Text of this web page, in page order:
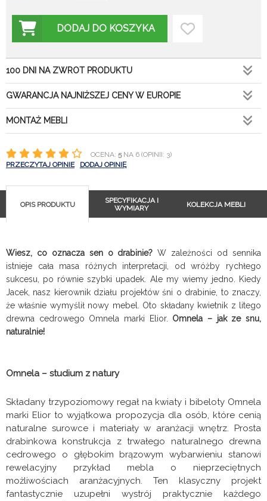
DODAJ DO KOSZYKA
100 DNI NA ZWROT PRODUKTU
GWARANCJA NAJNIŻSZEJ CENY W EUROPIE
MONTAŻ MEBLI
OCENA: 5NA 6 (OPINII: 3)
PRZECZYTAJ OPINIE
DODAJ OPINIĘ
OPIS PRODUKTU
SPECYFIKACJA I
WYMIARY
KOLEKCJA MEBLI
Wiesz, co oznacza sen o drabinie?W zależności od sennika
istnieje cała masa różnych interpretacji, od wróżby rychłego
sukcesu, po równie szybki upadek. Ale my wiemy jedno. Kiedy
Jacek, nasz kierownik działu projektów śni o drabinie, to znaczy,
że właśnie wymyślił nowy mebel. Oto składany kwietnik z litego
drewna cedrowego Omnela marki Elior. Omnela – jak ze snu,
naturalnie!
Omnela – studium z natury
Składany trzypoziomowy regał na kwiaty i bibeloty Omnela
marki Elior to wyjątkowa propozycja dla osób, które cenią
naturalne surowce i materiały w aranżacji wnętrz. Prosta
drabinkowa konstrukcja z trwałego naturalnego drewna
cedrowego o głębokim brązowym wybarwieniu stanowi
rewelacyjny przykład mebla o nieprzeciętnych
możliwościach aranżacyjnych. Ten klasyczny projekt
fantastycznie uzupełni wystrój praktycznie każdego